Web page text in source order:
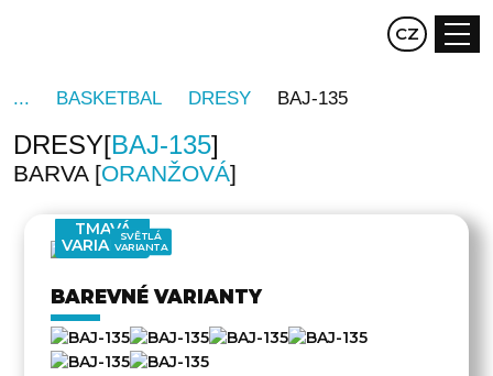
EN DE
CZ
BASKETBAL DRESY BAJ-135
DRESY BAJ-135
BARVA ORANŽOVÁ
TMAVÁ
VARIANTA
SVĚTLÁ
VARIANTA
BAREVNÉ VARIANTY